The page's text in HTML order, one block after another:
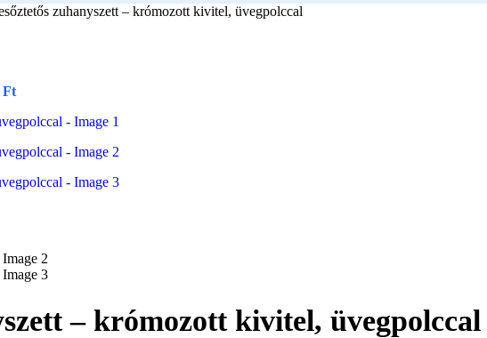
zuhanyszett – krómozott kivitel, üvegpolccal
Ft
– krómozott kivitel, üvegpolccal